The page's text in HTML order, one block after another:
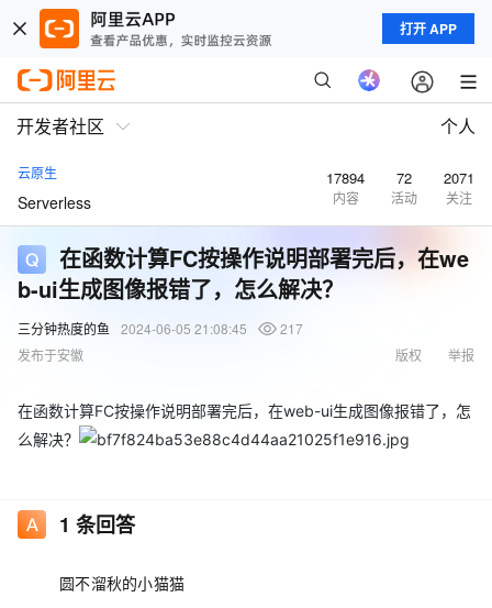
打开 APP
开发者社区 个人
云原生
Serverless
17894
内容
72
活动
2071
关注
在函数计算FC按操作说明部署完后，在we
b-ui生成图像报错了，怎么解决？
三分钟热度的鱼 2024-06-05 21:08:45
217
发布于安徽
举报
版权
在函数计算FC按操作说明部署完后，在web-ui生成图像报错了，怎
么解决？
1 条回答
圆不溜秋的小猫猫